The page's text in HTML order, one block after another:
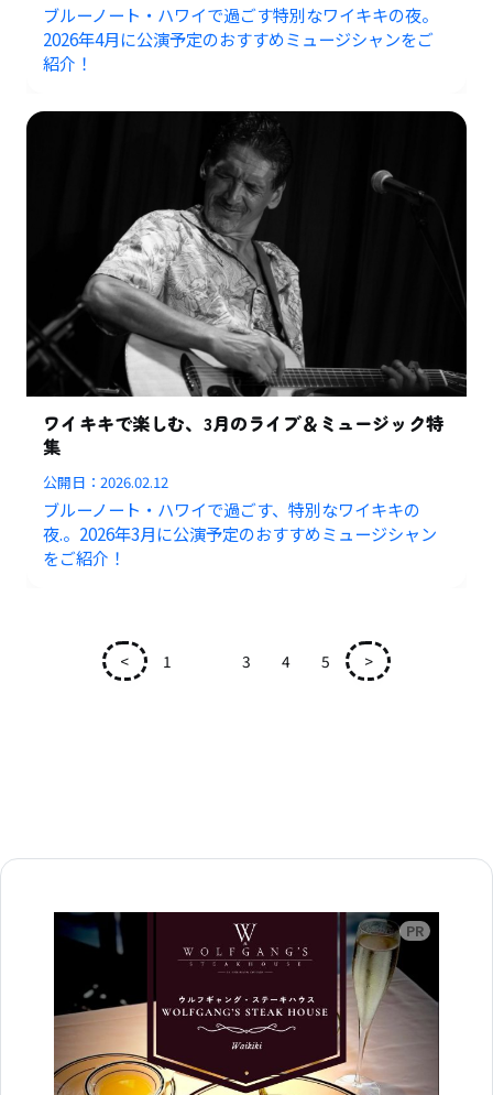
ブルーノート・ハワイで過ごす特別なワイキキの夜。
2026年4月に公演予定のおすすめミュージシャンをご
紹介！
ワイキキで楽しむ、3月のライブ＆ミュージック特
集
公開日：2026.02.12
ブルーノート・ハワイで過ごす、特別なワイキキの
夜.。2026年3月に公演予定のおすすめミュージシャン
をご紹介！
< 1 3 4 5 >
広告